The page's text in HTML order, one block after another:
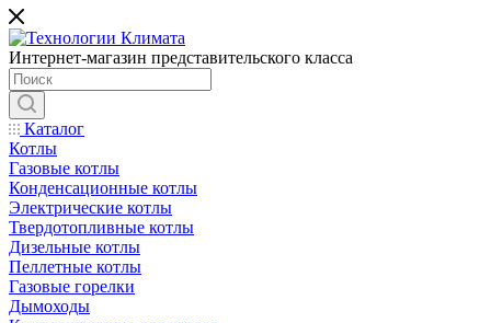
Интернет-магазин представительского класса
Каталог
Котлы
Газовые котлы
Конденсационные котлы
Электрические котлы
Твердотопливные котлы
Дизельные котлы
Пеллетные котлы
Газовые горелки
Дымоходы